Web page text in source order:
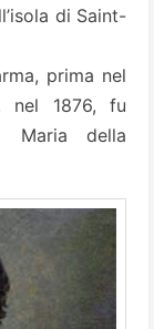
di Saint-
prima nel
nel 1876, fu
Maria della